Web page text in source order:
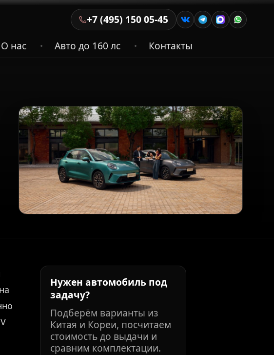
+7 (495) 150 05-45
О нас • Авто до 160 лс • Контакты
Нужен автомобиль под
задачу?
Подберём варианты из
Китая и Кореи, посчитаем
стоимость до выдачи и
сравним комплектации.